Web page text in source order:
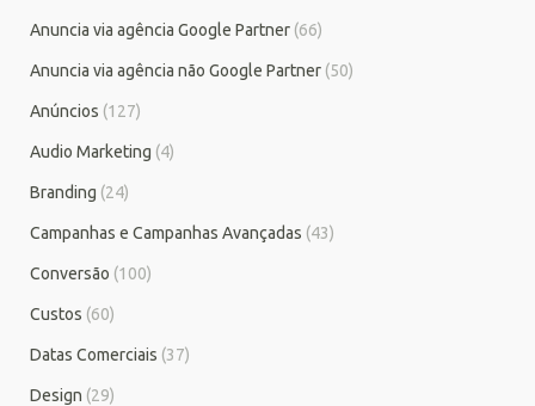
Anuncia via agência Google Partner (66)
Anuncia via agência não Google Partner (50)
Anúncios (127)
Audio Marketing (4)
Branding (24)
Campanhas e Campanhas Avançadas (43)
Conversão (100)
Custos (60)
Datas Comerciais (37)
Design (29)